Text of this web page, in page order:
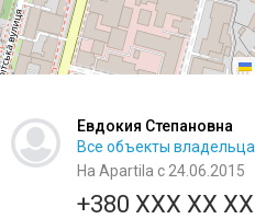
Евдокия Степановна
Все объекты владельца
На Apartila с 24.06.2015
+380 XXX XX XX